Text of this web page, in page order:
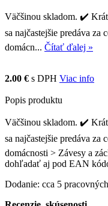
Väčšinou skladom. ✔️
sa najčastejšie predáva za
domácn... Čítať ďalej »
2.00 € s DPH Viac info
Popis produktu
Väčšinou skladom. ✔️
sa najčastejšie predáva za
domácnosti > Závesy a
dohľadať aj pod EAN
Dodanie: cca 5